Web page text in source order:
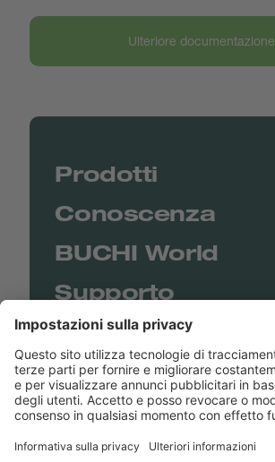
Ulteriore documentazione
Prodotti
Conoscenza
BUCHI World
Supporto
Shop
Contact us